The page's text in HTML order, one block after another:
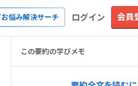
お悩み解決サーチ ログイン 会員
この要約の学びメモ